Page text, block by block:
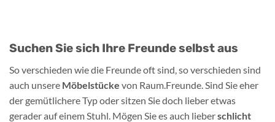
Suchen Sie sich Ihre Freunde selbst aus
So verschieden wie die Freunde oft sind, so verschieden sind
auch unsere Möbelstücke von Raum.Freunde. Sind Sie eher
der gemütlichere Typ oder sitzen Sie doch lieber etwas
gerader auf einem Stuhl. Mögen Sie es auch lieberschlicht